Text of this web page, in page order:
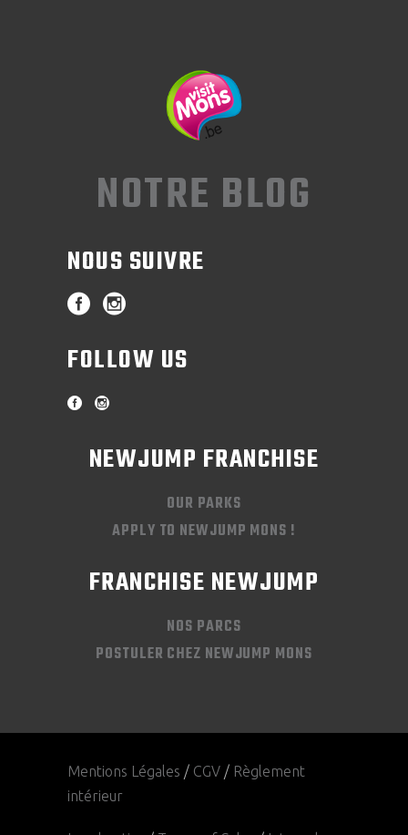
NOTRE BLOG
NOUS SUIVRE
FOLLOW US
NEWJUMP FRANCHISE
OUR PARKS
APPLY TO NEWJUMP MONS !
FRANCHISE NEWJUMP
NOS PARCS
POSTULER CHEZ NEWJUMP MONS
Mentions Légales / CGV / Règlement
intérieur